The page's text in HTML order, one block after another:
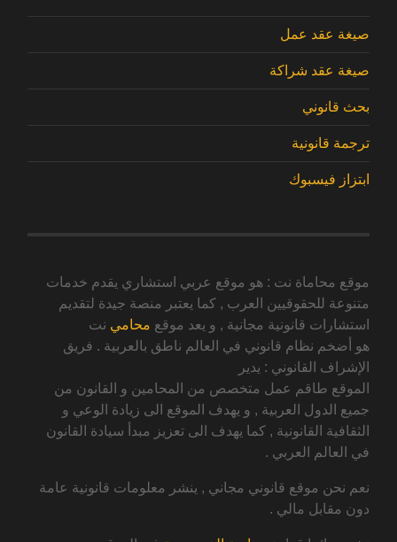
صيغة عقد عمل
صيغة عقد شراكة
بحث قانوني
ترجمة قانونية
ابتزاز فيسبوك
موقع محاماة نت : هو موقع عربي استشاري يقدم خدمات
متنوعة للحقوقيين العرب , كما يعتبر منصة جيدة لتقديم
استشارات قانونية مجانية , و يعد موقع محامي نت
هو أضخم نظام قانوني في العالم ناطق بالعربية . فريق
الإشراف القانوني : يدير
الموقع طاقم عمل متخصص من المحامين و القانون من
جميع الدول العربية , و يهدف الموقع الى زيادة الوعي و
الثقافية القانونية , كما يهدف الى تعزيز مبدأ سيادة القانون
في العالم العربي .
نعم نحن موقع قانوني مجاني , ينشر معلومات قانونية عامة
دون مقابل مالي .